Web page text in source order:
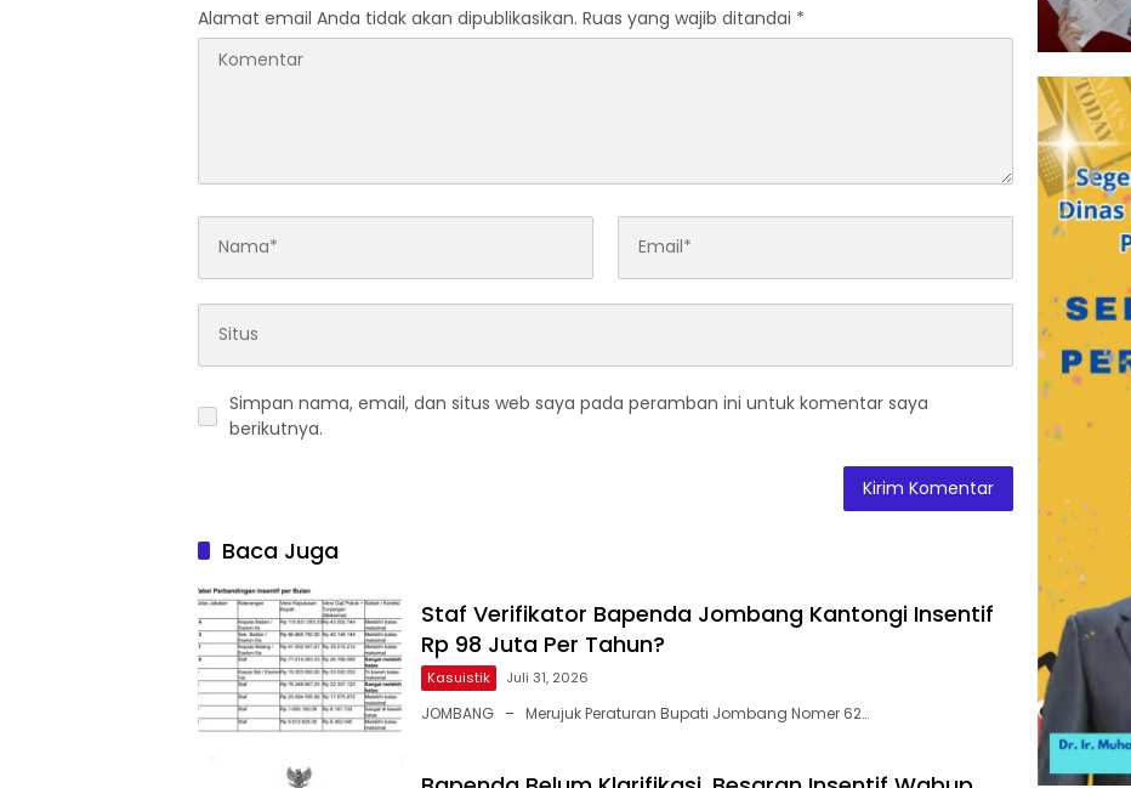
Alamat email Anda tidak akan dipublikasikan. Ruas yang wajib ditandai *
Simpan nama, email, dan situs web saya pada peramban ini untuk komentar saya
berikutnya.
Baca Juga
Staf Verifikator Bapenda Jombang Kantongi Insentif
Rp 98 Juta Per Tahun?
Kasuistik Juli 31, 2026
JOMBANG – Merujuk Peraturan Bupati Jombang Nomer 62…